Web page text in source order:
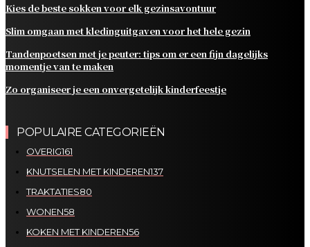
Kies de beste sokken voor elk gezinsavontuur
Slim omgaan met kledinguitgaven voor het hele gezin
Tandenpoetsen met je peuter: tips om er een fijn dagelijks
momentje van te maken
Zo organiseer je een onvergetelijk kinderfeestje
POPULAIRE CATEGORIEËN
OVERIG161
KNUTSELEN MET KINDEREN137
TRAKTATIES80
WONEN58
KOKEN MET KINDEREN56